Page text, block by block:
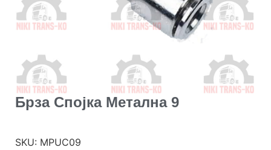
Брза Спојка Метална 9
SKU: MPUC09